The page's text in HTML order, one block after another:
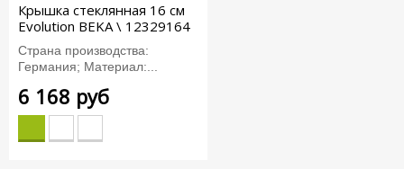
Крышка стеклянная 16 см
Evolution BEKA \ 12329164
Страна производства:
Германия; Материал:...
6 168 руб